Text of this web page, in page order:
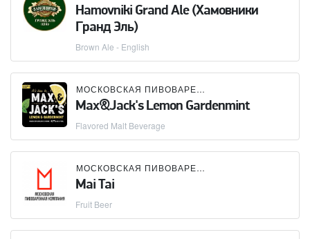
Hamovniki Grand Ale (Хамовники
Гранд Эль)
Brown Ale - English
МОСКОВСКАЯ ПИВОВАРЕННАЯ КОМПАНИЯ (МПК)
Max&Jack's Lemon Gardenmint
Flavored Malt Beverage
МОСКОВСКАЯ ПИВОВАРЕННАЯ КОМПАНИЯ (МПК)
Mai Tai
Fruit Beer